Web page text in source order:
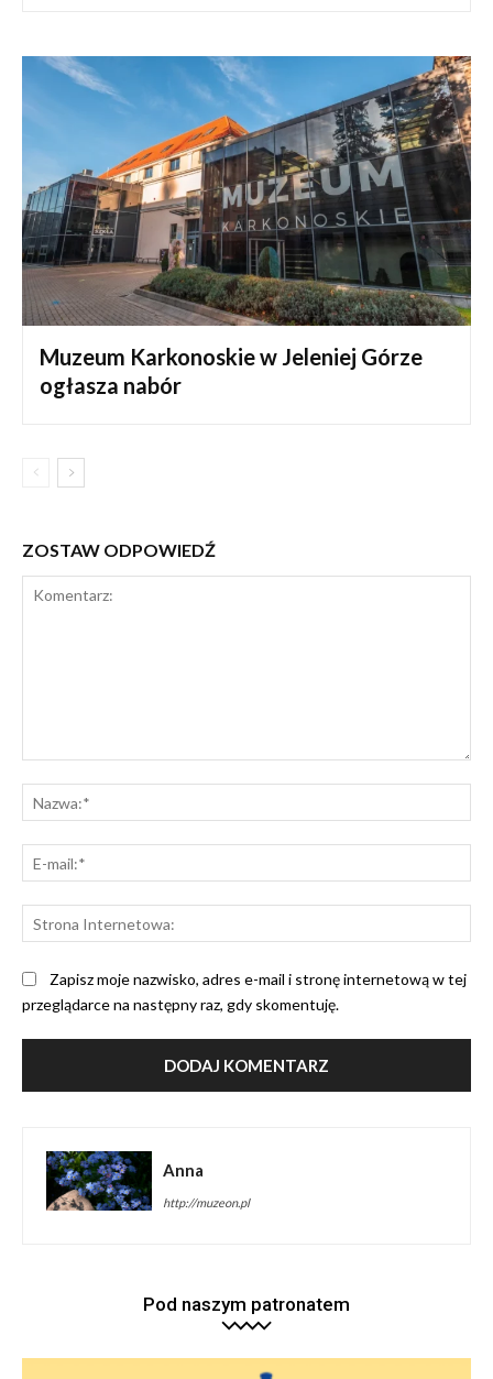
Muzeum Karkonoskie w Jeleniej Górze
ogłasza nabór
ZOSTAW ODPOWIEDŹ
Zapisz moje nazwisko, adres e-mail i stronę internetową w tej
przeglądarce na następny raz, gdy skomentuję.
Anna
http://muzeon.pl
Pod naszym patronatem